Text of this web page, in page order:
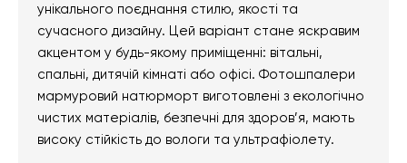
унікального поєднання стилю, якості та
сучасного дизайну. Цей варіант стане яскравим
акцентом у будь-якому приміщенні: вітальні,
спальні, дитячій кімнаті або офісі. Фотошпалери
мармуровий натюрморт виготовлені з екологічно
чистих матеріалів, безпечні для здоров’я, мають
високу стійкість до вологи та ультрафіолету.